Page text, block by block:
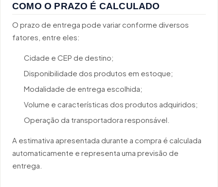
COMO O PRAZO É CALCULADO
O prazo de entrega pode variar conforme diversos
fatores, entre eles:
Cidade e CEP de destino;
Disponibilidade dos produtos em estoque;
Modalidade de entrega escolhida;
Volume e características dos produtos adquiridos;
Operação da transportadora responsável.
A estimativa apresentada durante a compra é calculada
automaticamente e representa uma previsão de
entrega.